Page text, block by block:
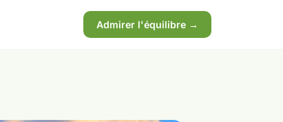
Admirer l'équilibre →